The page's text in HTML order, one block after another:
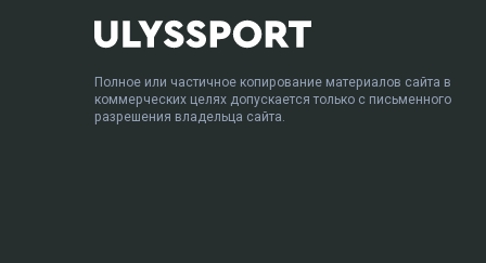
Полное или частичное копирование материалов сайта в
коммерческих целях допускается только с письменного
разрешения владельца сайта.